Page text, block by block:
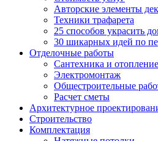
Авторские элементы
Техники трафарета
25 способов украсить
30 шикарных идей по
Отделочные работы
Сантехника и отопление
Электромонтаж
Общестроительные
Расчет сметы
Архитектурное
Строительство
Комплектация